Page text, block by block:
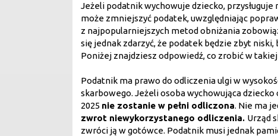
Jeżeli podatnik wychowuje dziecko,
może zmniejszyć podatek, uwzględniając
z najpopularniejszych metod obniżania
się jednak zdarzyć, że podatek będzie zbyt
Poniżej znajdziesz odpowiedź, co zrobić w
Podatnik ma prawo do odliczenia ulgi w
skarbowego. Jeżeli osoba wychowująca
2025 nie zostanie w pełni odliczona. Nie ma
zwrot niewykorzystanego odliczenia. Urząd
zwróci ją w gotówce. Podatnik musi jednak